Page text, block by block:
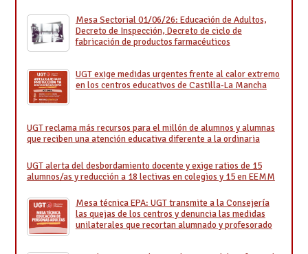
Mesa Sectorial 01/06/26: Educación de Adultos,
Decreto de Inspección, Decreto de ciclo de
fabricación de productos farmacéuticos
UGT exige medidas urgentes frente al calor extremo
en los centros educativos de Castilla-La Mancha
UGT reclama más recursos para el millón de alumnos y alumnas
que reciben una atención educativa diferente a la ordinaria
UGT alerta del desbordamiento docente y exige ratios de 15
alumnos/as y reducción a 18 lectivas en colegios y 15 en EEMM
Mesa técnica EPA: UGT transmite a la Consejería
las quejas de los centros y denuncia las medidas
unilaterales que recortan alumnado y profesorado